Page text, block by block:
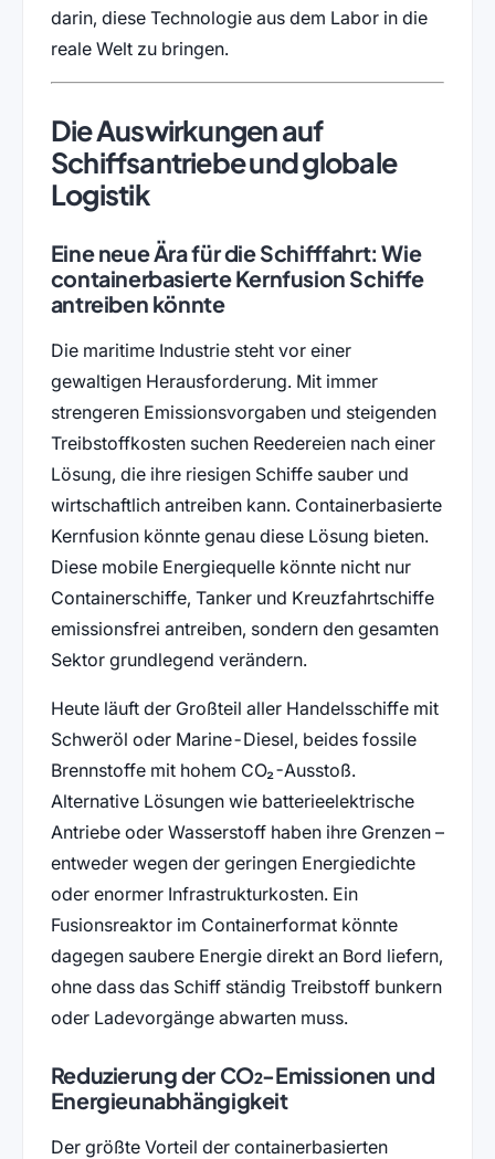
darin, diese Technologie aus dem Labor in die
reale Welt zu bringen.
Die Auswirkungen auf
Schiffsantriebe und globale
Logistik
Eine neue Ära für die Schifffahrt: Wie
containerbasierte Kernfusion Schiffe
antreiben könnte
Die maritime Industrie steht vor einer
gewaltigen Herausforderung. Mit immer
strengeren Emissionsvorgaben und steigenden
Treibstoffkosten suchen Reedereien nach einer
Lösung, die ihre riesigen Schiffe sauber und
wirtschaftlich antreiben kann. Containerbasierte
Kernfusion könnte genau diese Lösung bieten.
Diese mobile Energiequelle könnte nicht nur
Containerschiffe, Tanker und Kreuzfahrtschiffe
emissionsfrei antreiben, sondern den gesamten
Sektor grundlegend verändern.
Heute läuft der Großteil aller Handelsschiffe mit
Schweröl oder Marine-Diesel, beides fossile
Brennstoffe mit hohem CO₂-Ausstoß.
Alternative Lösungen wie batterieelektrische
Antriebe oder Wasserstoff haben ihre Grenzen –
entweder wegen der geringen Energiedichte
oder enormer Infrastrukturkosten. Ein
Fusionsreaktor im Containerformat könnte
dagegen saubere Energie direkt an Bord liefern,
ohne dass das Schiff ständig Treibstoff bunkern
oder Ladevorgänge abwarten muss.
Reduzierung der CO₂-Emissionen und
Energieunabhängigkeit
Der größte Vorteil der containerbasierten